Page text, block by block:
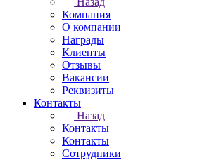
Компания
О компании
Награды
Клиенты
Отзывы
Вакансии
Реквизиты
Контакты
Назад
Контакты
Контакты
Сотрудники